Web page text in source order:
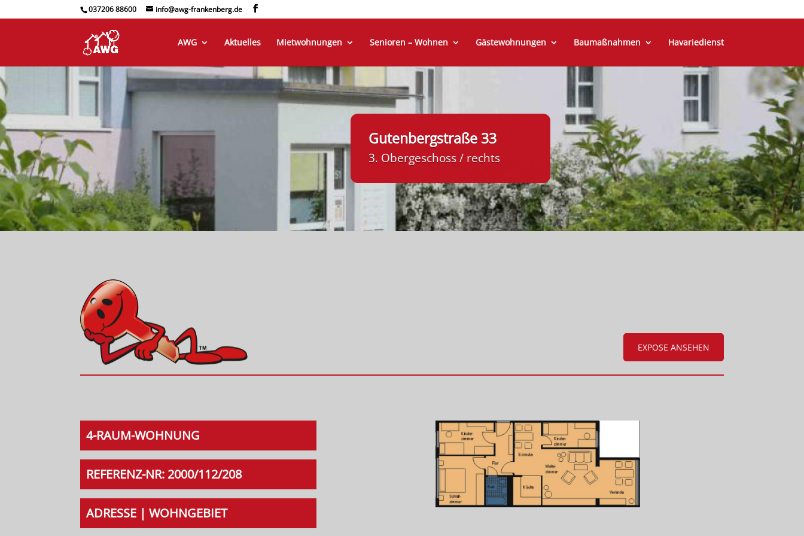
037206 88600 info@awg-frankenberg.de
AWG Aktuelles Mietwohnungen Senioren – Wohnen Gästewohnungen Baumaßnahmen Havariedienst
Gutenbergstraße 33
3. Obergeschoss / rechts
EXPOSE ANSEHEN
4-RAUM-WOHNUNG
REFERENZ-NR: 2000/112/208
ADRESSE | WOHNGEBIET